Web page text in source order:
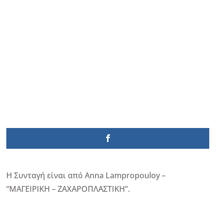
Η Συνταγή είναι από Anna Lampropouloy –
“ΜΑΓΕΙΡΙΚΗ – ΖΑΧΑΡΟΠΛΑΣΤΙΚΗ”.